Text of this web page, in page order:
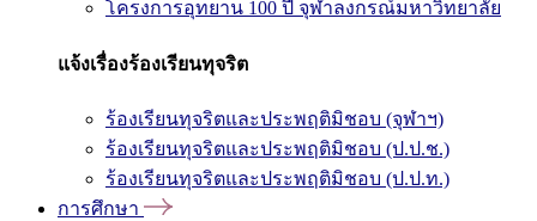
โครงการอุทยาน 100 ปี จุฬาลงกรณ์มหาวิทยาลัย
แจ้งเรื่องร้องเรียนทุจริต
ร้องเรียนทุจริตและประพฤติมิชอบ (จุฬาฯ)
ร้องเรียนทุจริตและประพฤติมิชอบ (ป.ป.ช.)
ร้องเรียนทุจริตและประพฤติมิชอบ (ป.ป.ท.)
การศึกษา